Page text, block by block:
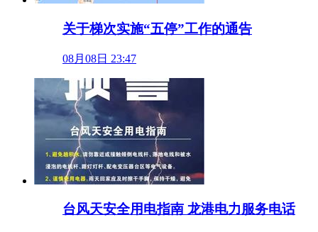
关于梯次实施“五停”工作的通告
08月08日 23:47
台风天安全用电指南 龙港电力服务电话